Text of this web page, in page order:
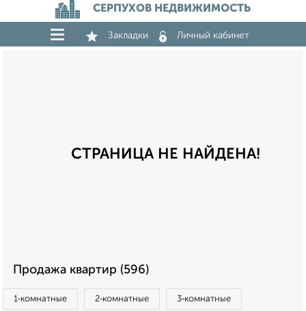
СЕРПУХОВ НЕДВИЖИМОСТЬ
Закладки Личный кабинет
СТРАНИЦА НЕ НАЙДЕНА!
Продажа квартир (596)
1‑комнатные 2‑комнатные 3‑комнатные